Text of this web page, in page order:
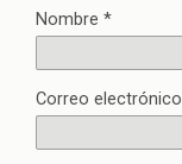
Nombre *
Correo electrónico